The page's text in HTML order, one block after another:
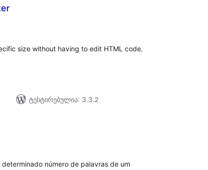
size without having to edit HTML code.
ტესტირებულია: 3.3.2
número de palavras de um